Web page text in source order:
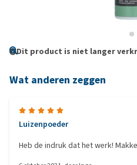
Dit product is niet langer
Wat anderen zeggen
Luizenpoeder
Heb de